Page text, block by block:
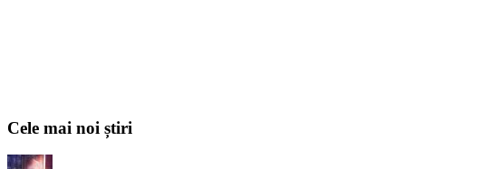
Cele mai noi știri